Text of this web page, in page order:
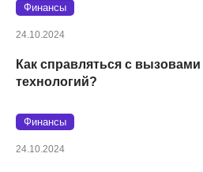
Финансы
24.10.2024
Как справляться с
технологий?
Финансы
24.10.2024